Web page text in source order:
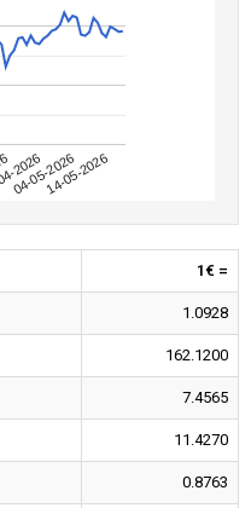
2026
04-05-202614-05-2026
1€ =
1.0928
162.1200
7.4565
11.4270
0.8763